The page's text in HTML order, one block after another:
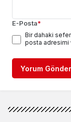
E-Posta*
Bir dahaki
posta adresimi
Yorum Gönder